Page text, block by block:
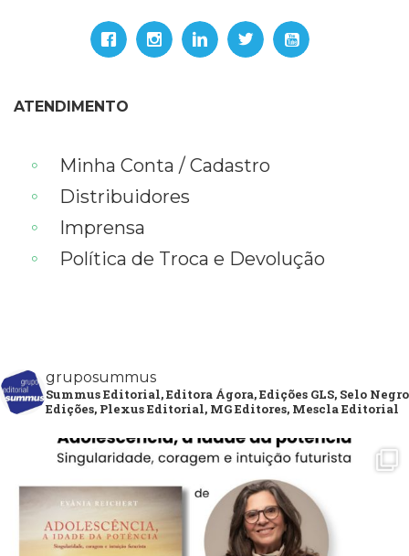
ATENDIMENTO
Minha Conta / Cadastro
Distribuidores
Imprensa
Política de Troca e Devolução
gruposummus
Summus Editorial, Editora Ágora, Edições GLS, Selo Negro
Edições, Plexus Editorial, MG Editores, Mescla Editorial